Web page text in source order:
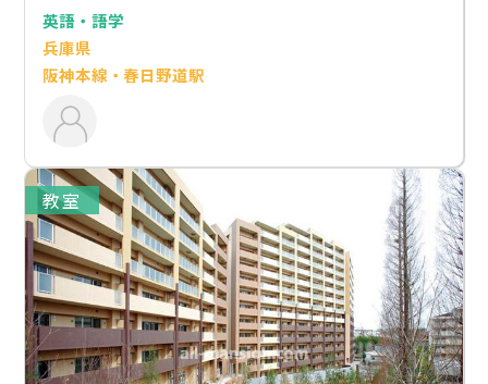
英語・語学
兵庫県
阪神本線・春日野道駅
教室